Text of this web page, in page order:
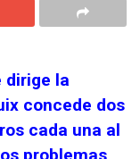
dirige la
concede dos
cada una al